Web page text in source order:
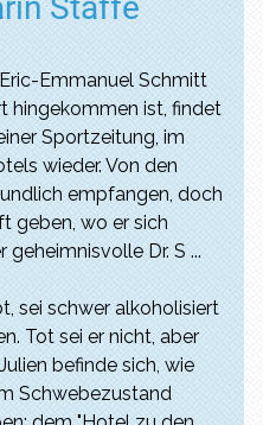
Emmanuel Schmitt
hingekommen ist, findet
Sportzeitung, im
wieder. Von den
empfangen, doch
geben, wo er sich
Dr. S ...
sei schwer alkoholisiert
Tot sei er nicht, aber
befinde sich, wie
Schwebezustand